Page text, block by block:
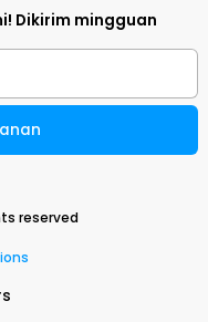
Dikirim mingguan
reserved